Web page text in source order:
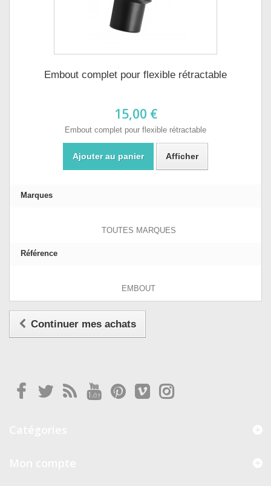
Embout complet pour flexible rétractable
15,00 €
Embout complet pour flexible rétractable
Ajouter au panier Afficher
Marques
TOUTES MARQUES
Référence
EMBOUT
Continuer mes achats